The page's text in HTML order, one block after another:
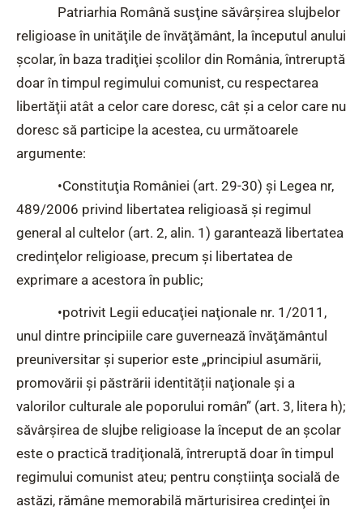
Patriarhia Română susţine săvârşirea slujbelor
religioase în unităţile de învăţământ, la începutul anului
școlar, în baza tradiţiei şcolilor din România, întreruptă
doar în timpul regimului comunist, cu respectarea
libertăţii atât a celor care doresc, cât şi a celor care nu
doresc să participe la acestea, cu următoarele
argumente:
•Constituţia României (art. 29-30) și Legea nr,
489/2006 privind libertatea religioasă şi regimul
general al cultelor (art. 2, alin. 1) garantează libertatea
credinţelor religioase, precum şi libertatea de
exprimare a acestora în public;
•potrivit Legii educaţiei naţionale nr. 1/2011,
unul dintre principiile care guvernează învăţământul
preuniversitar și superior este „principiul asumării,
promovării și păstrării identității naţionale şi a
valorilor culturale ale poporului român” (art. 3, litera h);
săvârşirea de slujbe religioase la început de an şcolar
este o practică tradiţională, întreruptă doar în timpul
regimului comunist ateu; pentru conştiinţa socială de
astăzi, rămâne memorabilă mărturisirea credinţei în